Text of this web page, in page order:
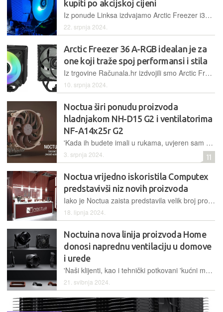
kupiti po akcijskoj cijeni
Iz ponude Linksa izdvajamo Arctic Freezer i35 RGB, hladnjak za Intelove procesore koji se može kupiti po akcijskoj cijeni od 45,99 eura
22. srpnja 2024.
Arctic Freezer 36 A-RGB idealan je za
one koji traže spoj performansi i stila
Iz trgovine Računala.hr izdvojili smo Arctic Freezer 36 A-RGB, hladnjak koji predstavlja spoj dobrih performansi i estetike koja idealno odgovara svakom gaming set upu
10. srpnja 2024.
Noctua širi ponudu proizvoda
hladnjakom NH-D15 G2 i ventilatorima
NF-A14x25r G2
'Kada ih budete imali u rukama, uvjeren sam da ćete moći osjetiti dio predanosti i upornosti koji su uloženi u stvaranje ovih ventilatora i hladnjaka', rekao je izvršni direktor Noctue za nove proizvode
3. srpnja 2024. 11
Noctua vrijedno iskoristila Computex
predstavivši niz novih proizvoda
Iako je Noctua zaista predstavila velik broj proizvoda, središnji dio njihove prezentacije bio je hladnjak NH-D15 G2, dostupan za kupnju u tri verzije
18. lipnja 2024.
Noctuina nova linija proizvoda Home
donosi naprednu ventilaciju u domove
i urede
'Naši klijenti, kao i tehnički potkovani 'kućni majstori', već godinama koriste naše ventilatore izvan računala', tvrdi izvršni direktor Noctue
21. svibnja 2024.